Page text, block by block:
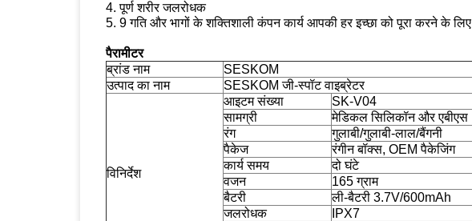
4. पूर्ण शरीर जलरोधक
5. 9 गति और भागों के शक्तिशाली कंपन कार्य आपकी हर इच्छा को पूरा करने के लिए
पैरामीटर
ब्रांड नाम
SESKOM
उत्पाद का नाम
SESKOM जी-स्पॉट वाइब्रेटर
विनिर्देश
आइटम संख्या
SK-V04
सामग्री
मेडिकल सिलिकॉन और एबीएस
रंग
गुलाबी/गुलाबी-लाल/बैंगनी
पैकेज
रंगीन बॉक्स, OEM पैकेजिंग
कार्य समय
दो घंटे
वजन
165 ग्राम
बैटरी
ली-बैटरी 3.7V/600mAh
जलरोधक
IPX7